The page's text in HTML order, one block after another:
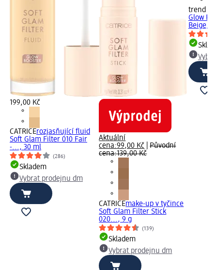
199,00 Kč
CATRICErozjasňující fluid
Soft Glam Filter 010 Fair
-..., 30 ml
(286)
Skladem
Vybrat prodejnu dm
Aktuální
cena:99,00 Kč |Původní
cena:139,00 Kč
CATRICEmake-up v tyčince
Soft Glam Filter Stick
020..., 9 g
(139)
Skladem
Vybrat prodejnu dm
trend !t
Glow
Beige,